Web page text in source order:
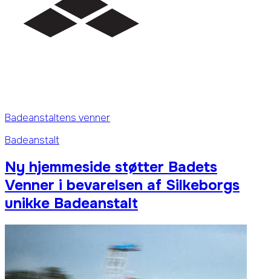
Badeanstaltens venner
Badeanstalt
Ny hjemmeside støtter Badets
Venner i bevarelsen af Silkeborgs
unikke Badeanstalt